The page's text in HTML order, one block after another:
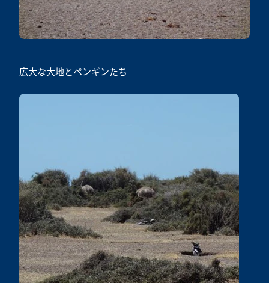
広大な大地とペンギンたち